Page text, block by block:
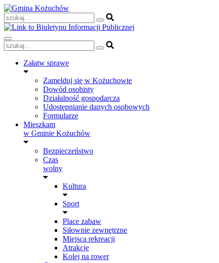
Skip
to
content
Załatw sprawę
Zamelduj się w Kożuchowie
Dowód osobisty
Działalność gospodarcza
Udostępnianie danych osobowych
Formularze
Mieszkam
w Gminie Kożuchów
Bezpieczeństwo
Czas
wolny
Kultura
Sport
Place zabaw
Siłownie zewnętrzne
Miejsca rekreacji
Atrakcje
Kolej na rower